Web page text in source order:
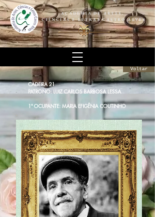
ACADEMIA DE ARTES,
CIÊNCIAS E LETRAS CASTRO ALVES
Voltar
CADEIRA 21
PATRONO: LUIZ CARLOS BARBOSA LESSA
1ª OCUPANTE: MARIA EFIGÊNIA COUTINHO